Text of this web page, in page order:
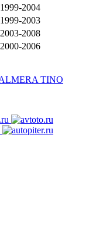
1999-2004
1999-2003
2003-2008
2000-2006